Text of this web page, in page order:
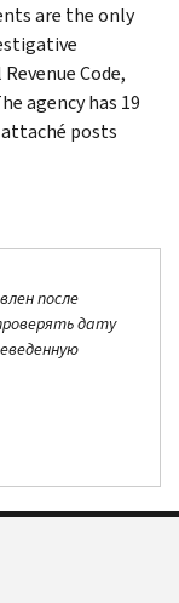
are the only
Code,
agency has 19
attaché posts
после
дату